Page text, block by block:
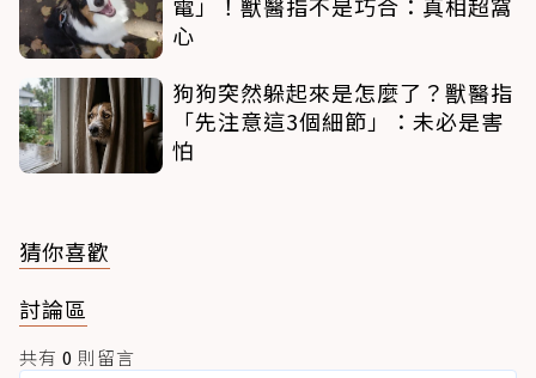
電」！獸醫指不是巧合：真相超窩
心
狗狗突然躲起來是怎麼了？獸醫指
「先注意這3個細節」：未必是害
怕
猜你喜歡
討論區
共有 0 則留言